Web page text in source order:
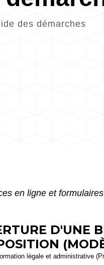
des démarches
en ligne et formulaires
D'UNE
légale et administrative